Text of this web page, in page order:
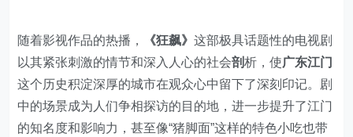
随着影视作品的热播， 《狂飙》这部极具话题性的电视剧
以其紧张刺激的情节和深入人心的社会剖析，使广东江门
这个历史积淀深厚的城市在观众心中留下了深刻印记。剧
中的场景成为人们争相探访的目的地，进一步提升了江门
的知名度和影响力，甚至像“猪脚面”这样的特色小吃也带